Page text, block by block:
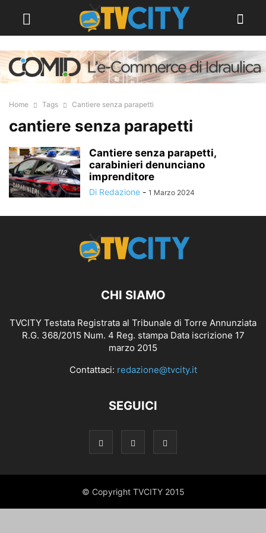
Home Tags Cantiere senza parapetti
cantiere senza parapetti
Cantiere senza parapetti,
carabinieri denunciano
imprenditore
Di Redazione - 1 Marzo 2024
CHI SIAMO
TVCITY Testata Registrata al Tribunale di Torre Annunziata
R.G. 368/2015 Num. 4 Reg. stampa Data iscrizione 17
marzo 2015
Contattaci: redazione@tvcity.it
SEGUICI
© Copyright TVCITY 2015